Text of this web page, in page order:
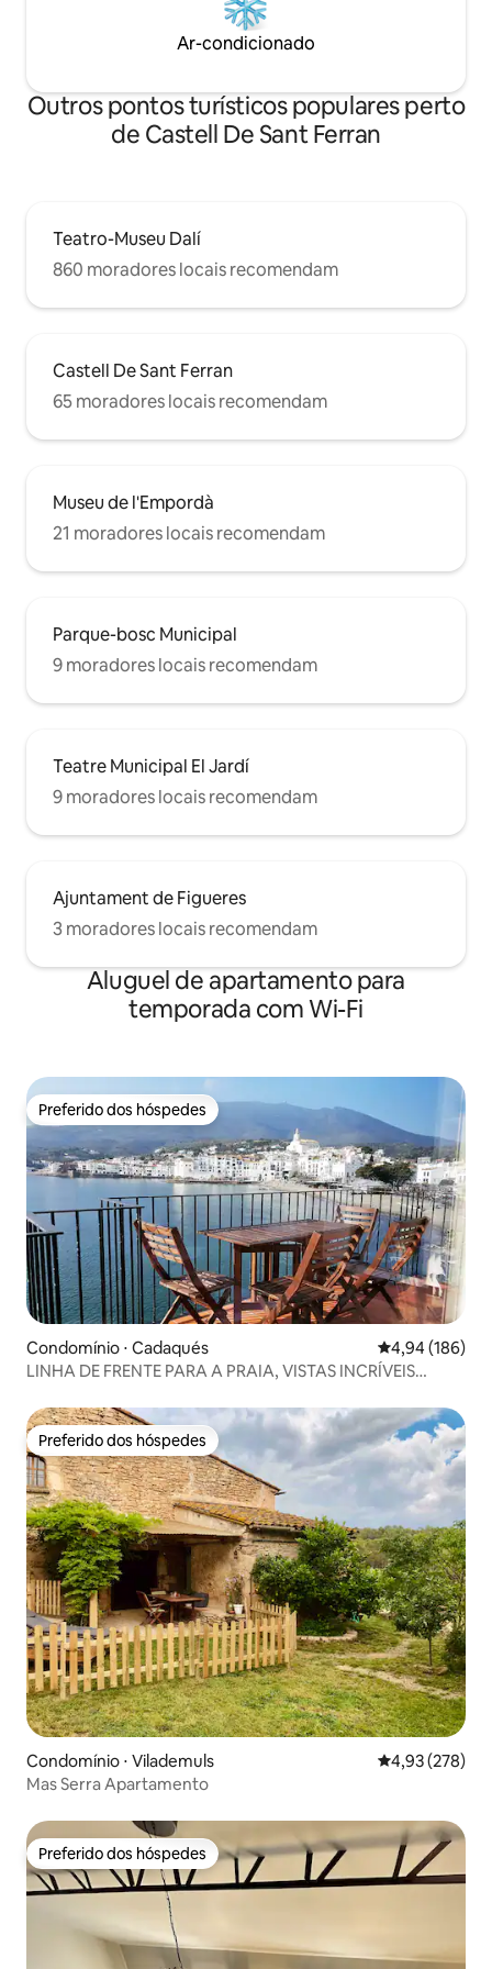
de la teva arribada et proporcionarem el
codi i les instruccions necessàries
perquè puguis accedir en el moment
cobrarà a través del centre de
resol.lucions. Són 1,75€ per persona per
Ar-condicionado
Outros pontos turísticos populares perto
de Castell De Sant Ferran
Teatro-Museu Dalí
860 moradores locais recomendam
Castell De Sant Ferran
65 moradores locais recomendam
Museu de l'Empordà
21 moradores locais recomendam
Parque-bosc Municipal
9 moradores locais recomendam
Teatre Municipal El Jardí
9 moradores locais recomendam
Ajuntament de Figueres
3 moradores locais recomendam
Aluguel de apartamento para
temporada com Wi-Fi
Preferido dos hóspedes
Preferido dos hóspedes
Condomínio ⋅ Cadaqués 4,94 de uma
4,94 (186)
LINHA DE FRENTE PARA A PRAIA, VISTAS INCRÍVEIS
Preferido dos hóspedes
Preferido dos hóspedes
Condomínio ⋅ Vilademuls 4,93 de uma
4,93 (278)
Mas Serra Apartamento
Preferido dos hóspedes
Preferido dos hóspedes